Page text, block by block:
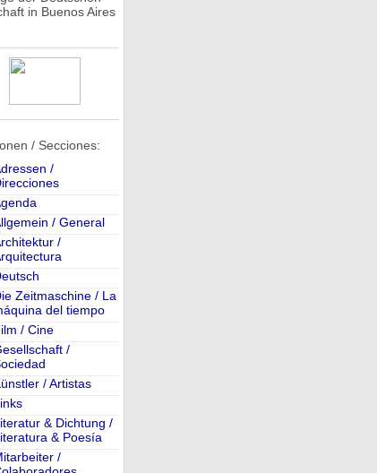
/ Secciones:
/
/ General
/
Zeitmaschine / La
del tiempo
/ Cine
/
/ Artistas
& Dichtung /
& Poesía
/